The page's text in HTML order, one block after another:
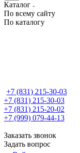
Каталог
По всему сайту
По каталогу
+7 (831) 215-30-03
+7 (831) 215-30-03
+7 (831) 215-20-02
+7 (999) 079-44-13
Заказать звонок
Задать вопрос